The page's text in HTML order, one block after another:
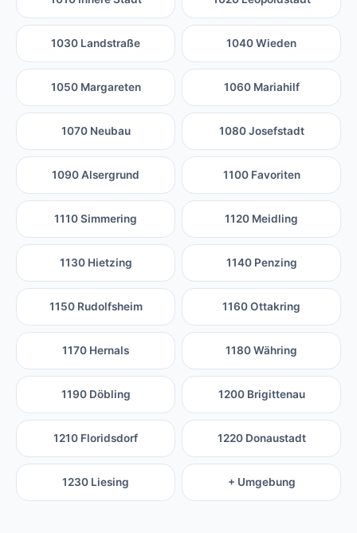
1030 Landstraße 1040 Wieden
1050 Margareten 1060 Mariahilf
1070 Neubau 1080 Josefstadt
1090 Alsergrund 1100 Favoriten
1110 Simmering 1120 Meidling
1130 Hietzing 1140 Penzing
1150 Rudolfsheim 1160 Ottakring
1170 Hernals 1180 Währing
1190 Döbling 1200 Brigittenau
1210 Floridsdorf 1220 Donaustadt
1230 Liesing + Umgebung